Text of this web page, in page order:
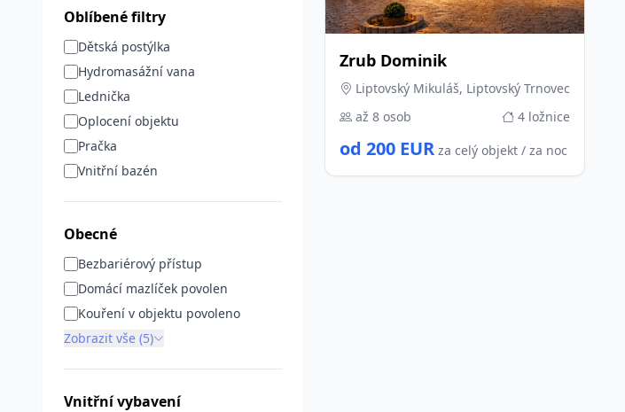
Oblíbené filtry
Dětská postýlka
Hydromasážní vana
Lednička
Oplocení objektu
Pračka
Vnitřní bazén
Obecné
Bezbariérový přístup
Domácí mazlíček povolen
Kouření v objektu povoleno
Zobrazit vše (5)
Vnitřní vybavení
Zrub Dominik
Liptovský Mikuláš, Liptovský Trnovec
až 8 osob
4 ložnice
od 200 EUR za celý objekt / za noc